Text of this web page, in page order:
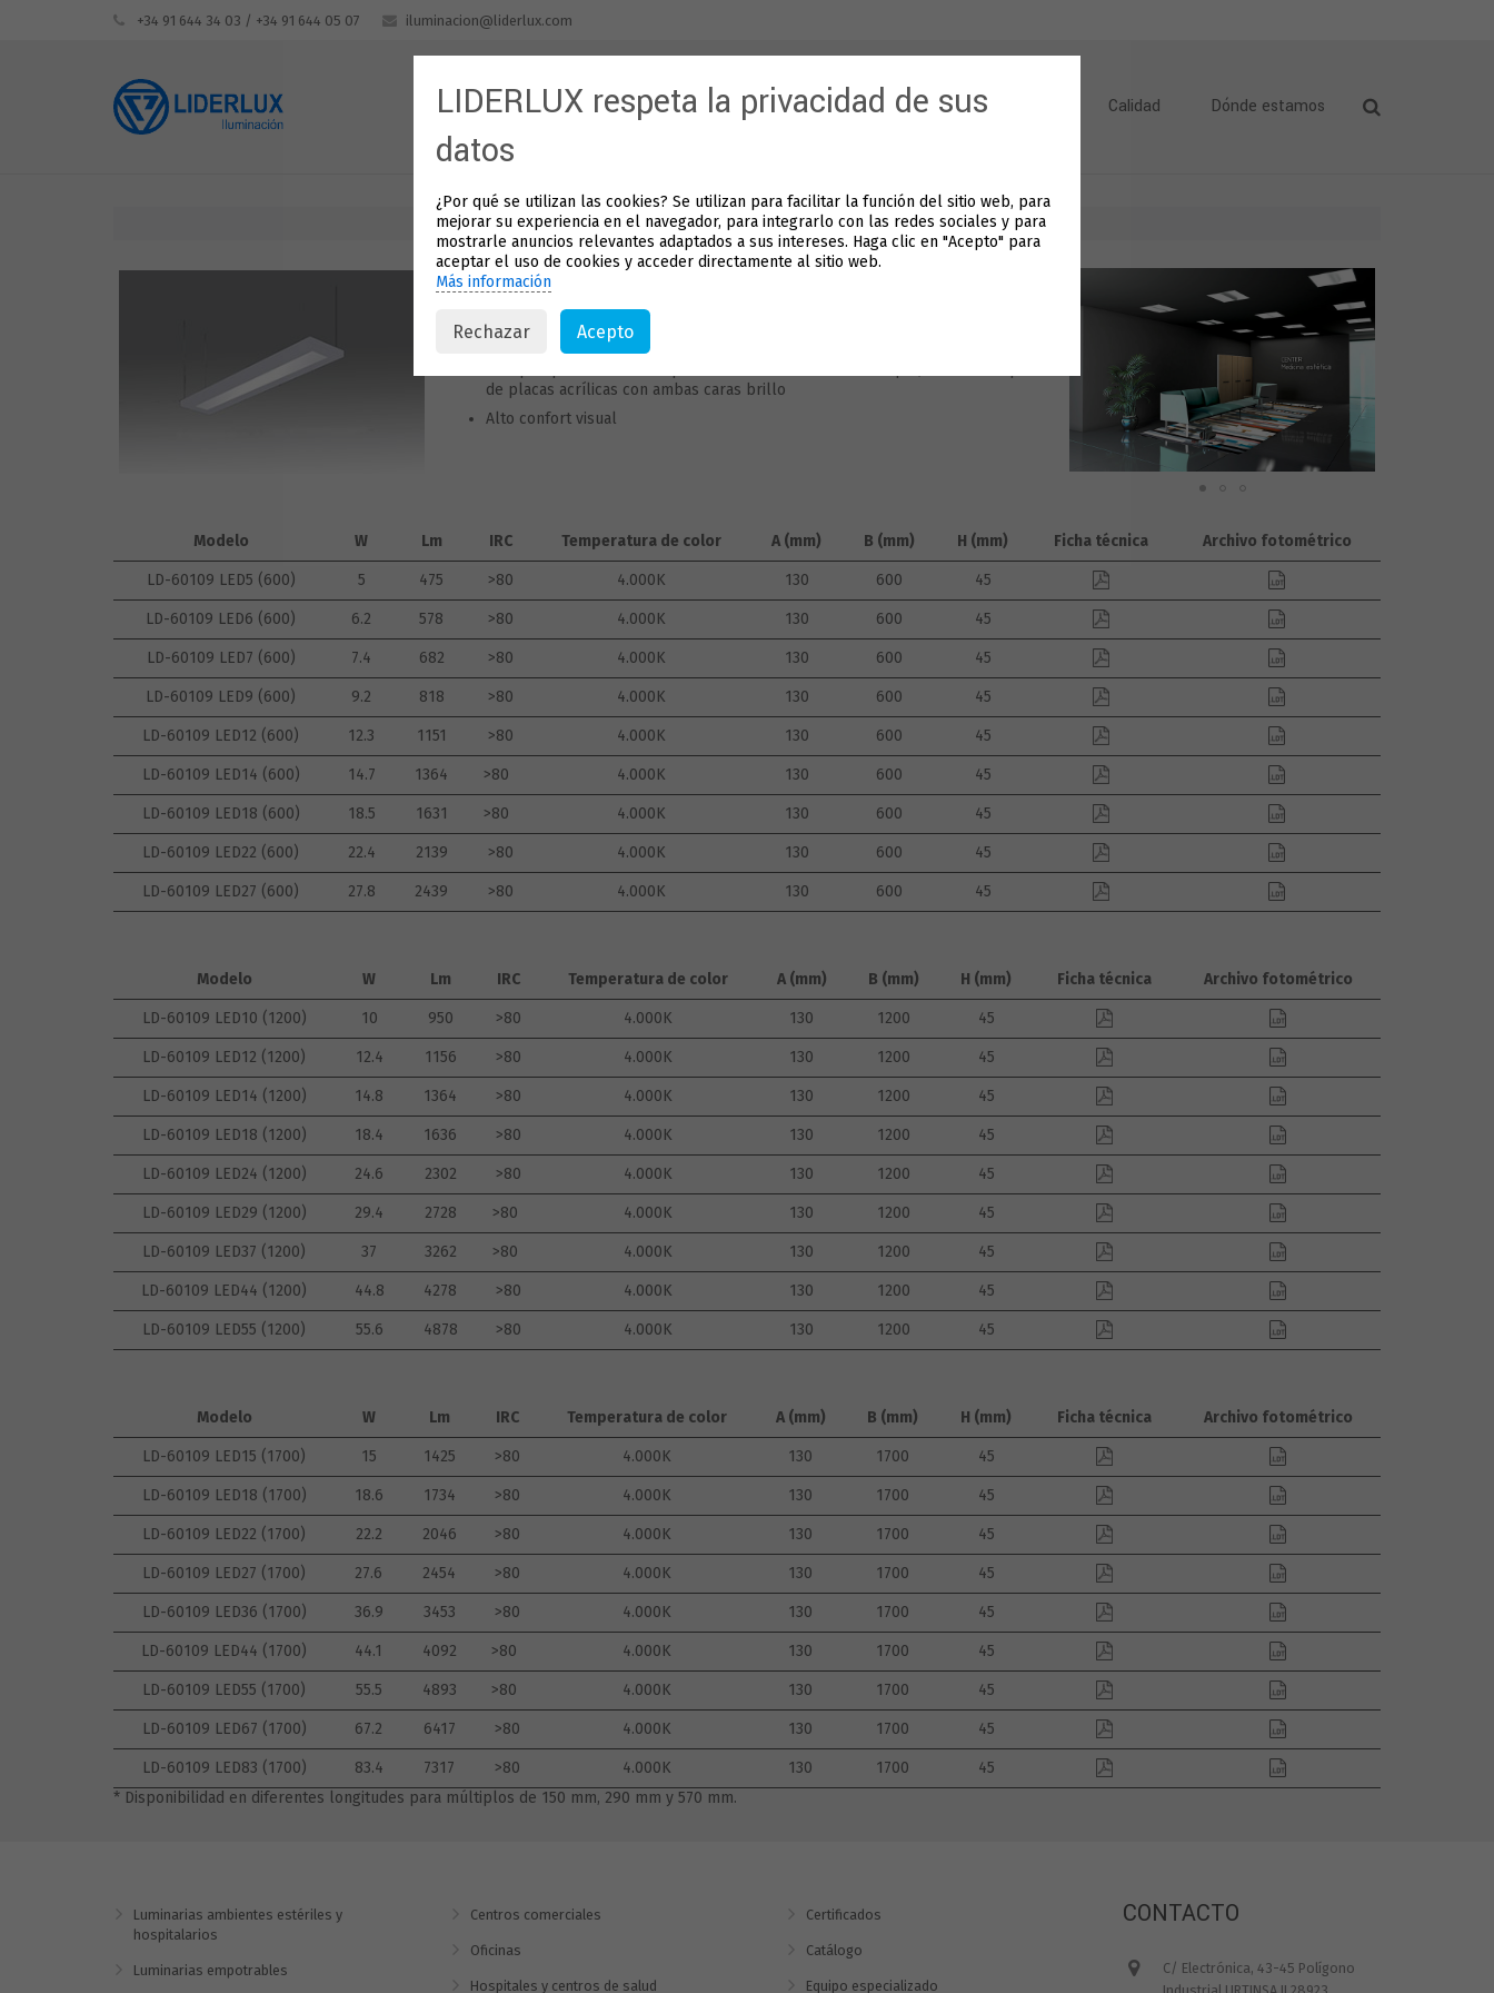
+34 91 644 34 03 / +34 91 644 05 07 iluminacion@liderlux.com
Inicio Nuestra empresa Productos Aplicaciones Calidad Dónde estamos
LD-60109
Luminaria LED adosada o suspendida, con emisión directa
Construida en aluminio extruido
de placas acrílicas con ambas caras brillo
Alto confort visual
Modelo W Lm IRC Temperatura de color A (mm) B (mm) H (mm) Ficha técnica Archivo fotométrico
LD-60109 LED5 (600) 5 475 >80 4.000K 130 600 45
LD-60109 LED6 (600) 6.2 578 >80 4.000K 130 600 45
LD-60109 LED7 (600) 7.4 682 >80 4.000K 130 600 45
LD-60109 LED9 (600) 9.2 818 >80 4.000K 130 600 45
LD-60109 LED12 (600) 12.3 1151 >80 4.000K 130 600 45
LD-60109 LED14 (600) 14.7 1364 >80 4.000K 130 600 45
LD-60109 LED18 (600) 18.5 1631 >80 4.000K 130 600 45
LD-60109 LED22 (600) 22.4 2139 >80 4.000K 130 600 45
LD-60109 LED27 (600) 27.8 2439 >80 4.000K 130 600 45
Modelo W Lm IRC Temperatura de color A (mm) B (mm) H (mm) Ficha técnica Archivo fotométrico
LD-60109 LED10 (1200) 10 950 >80 4.000K 130 1200 45
LD-60109 LED12 (1200) 12.4 1156 >80 4.000K 130 1200 45
LD-60109 LED14 (1200) 14.8 1364 >80 4.000K 130 1200 45
LD-60109 LED18 (1200) 18.4 1636 >80 4.000K 130 1200 45
LD-60109 LED24 (1200) 24.6 2302 >80 4.000K 130 1200 45
LD-60109 LED29 (1200) 29.4 2728 >80 4.000K 130 1200 45
LD-60109 LED37 (1200) 37 3262 >80 4.000K 130 1200 45
LD-60109 LED44 (1200) 44.8 4278 >80 4.000K 130 1200 45
LD-60109 LED55 (1200) 55.6 4878 >80 4.000K 130 1200 45
Modelo W Lm IRC Temperatura de color A (mm) B (mm) H (mm) Ficha técnica Archivo fotométrico
LD-60109 LED15 (1700) 15 1425 >80 4.000K 130 1700 45
LD-60109 LED18 (1700) 18.6 1734 >80 4.000K 130 1700 45
LD-60109 LED22 (1700) 22.2 2046 >80 4.000K 130 1700 45
LD-60109 LED27 (1700) 27.6 2454 >80 4.000K 130 1700 45
LD-60109 LED36 (1700) 36.9 3453 >80 4.000K 130 1700 45
LD-60109 LED44 (1700) 44.1 4092 >80 4.000K 130 1700 45
LD-60109 LED55 (1700) 55.5 4893 >80 4.000K 130 1700 45
LD-60109 LED67 (1700) 67.2 6417 >80 4.000K 130 1700 45
LD-60109 LED83 (1700) 83.4 7317 >80 4.000K 130 1700
45
* Disponibilidad en diferentes longitudes para múltiplos de 150 mm, 290 mm y 570 mm.
Luminarias ambientes estériles y
hospitalarios
Luminarias empotrables
Centros comerciales
Oficinas
Hospitales y centros de salud
Certificados
Catálogo
Equipo especializado
CONTACTO
C/ Electrónica, 43-45 Polígono
LIDERLUX respeta la privacidad de sus
datos
¿Por qué se utilizan las cookies? Se utilizan para facilitar la función del sitio web, para
mejorar su experiencia en el navegador, para integrarlo con las redes sociales y para
mostrarle anuncios relevantes adaptados a sus intereses. Haga clic en "Acepto" para
aceptar el uso de cookies y acceder directamente al sitio web.
Más información
Rechazar Acepto